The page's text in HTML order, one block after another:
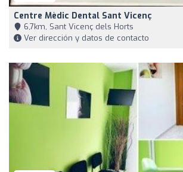
Centre Mèdic Dental Sant Vicenç
6,7km, Sant Vicenç dels Horts
Ver dirección y datos de contacto